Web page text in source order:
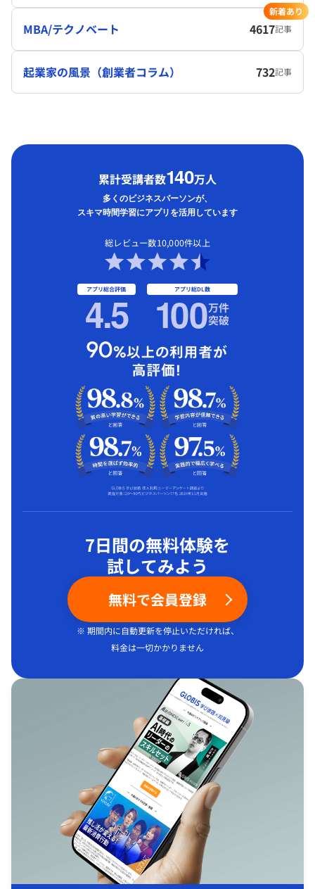
MBA/テクノベート 4617記事
新着あり
起業家の風景（創業者コラム） 732記事
累計受講者数140万人
多くのビジネスパーソンが、
スキマ時間学習にアプリを活用しています
総レビュー数10,000件以上
アプリ総合評価
4.5 アプリ総DL数
100万件
突破
7日間の無料体験を
試してみよう
無料で会員登録
※ 期間内に自動更新を停止いただければ、
料金は一切かかりません